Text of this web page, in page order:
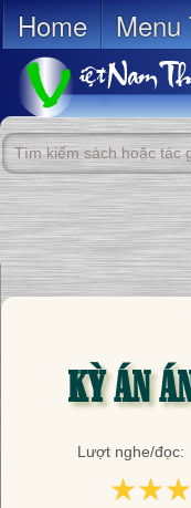
Home Menu
KỲ ÁN
Lượt nghe/đọc: